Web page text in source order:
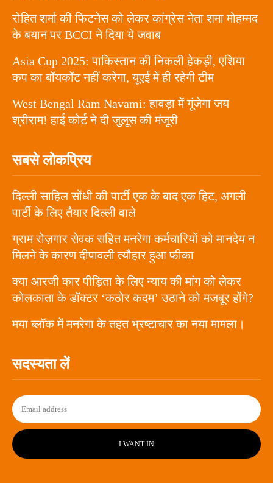
रोहित शर्मा की फिटनेस को लेकर कांग्रेस नेता शमा मोहम्मद
के बयान पर BCCI ने दिया ये जवाब
Asia Cup 2025: पाकिस्तान की निकली हेकड़ी, एशिया
कप का बॉयकॉट नहीं करेगा, यूएई में ही रहेगी टीम
West Bengal Ram Navami: हावड़ा में गूंजेगा जय
श्रीराम! हाई कोर्ट ने दी जुलूस की मंजूरी
सबसे लोकप्रिय
दिल्ली साहिल सोंधी की पार्टी एक के बाद एक हिट, अगली
पार्टी के लिए तैयार दिल्ली वाले
ग्राम रोज़गार सेवक सहित मनरेगा कर्मचारियों को मानदेय न
मिलने के कारण दीपावली त्यौहार हुआ फीका
क्या आरजी कार पीड़िता के लिए न्याय की मांग को लेकर
कोलकाता के डॉक्टर ‘कठोर कदम’ उठाने को मजबूर होंगे?
मया ब्लॉक में मनरेगा के तहत भ्रष्टाचार का नया मामला।
सदस्यता लें
I WANT IN